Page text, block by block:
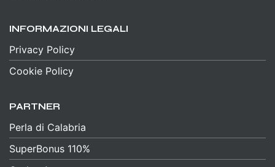
INFORMAZIONI LEGALI
Privacy Policy
Cookie Policy
PARTNER
Perla di Calabria
SuperBonus 110%